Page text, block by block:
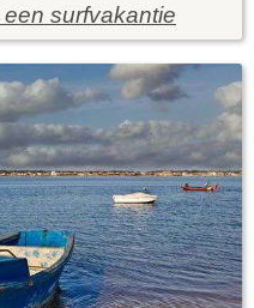
surfvakantie